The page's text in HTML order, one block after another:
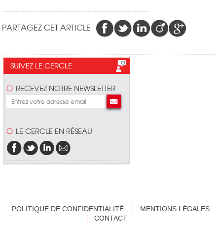
PARTAGEZ CET ARTICLE
SUIVEZ LE CERCLE
RECEVEZ NOTRE NEWSLETTER
LE CERCLE EN RÉSEAU
POLITIQUE DE CONFIDENTIALITÉ
MENTIONS LÉGALES
CONTACT